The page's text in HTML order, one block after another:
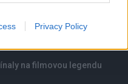
Privacy Policy
na filmovou legendu